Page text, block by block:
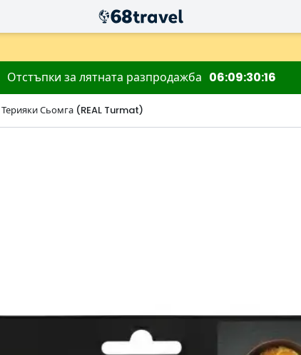
Отстъпки за лятната разпродажба 06 09 30 15
Сьомга (REAL Turmat)